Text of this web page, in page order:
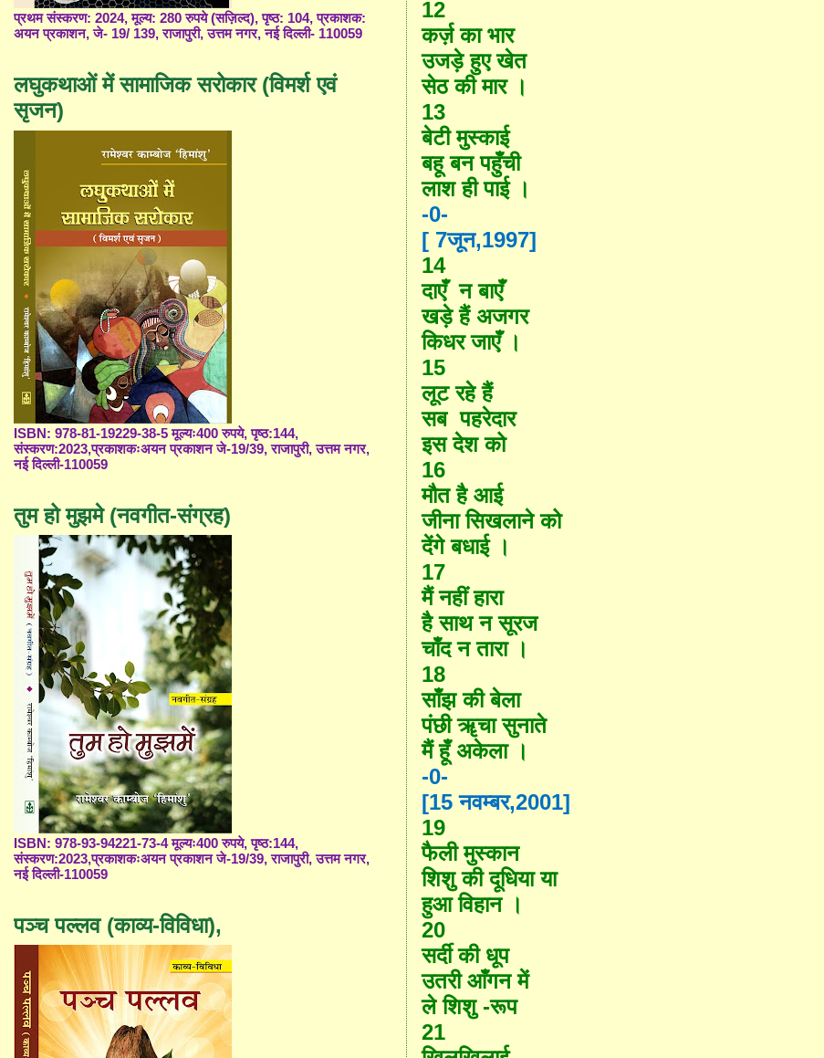
12
कर्ज़ का भार
उजड़े हुए खेत
सेठ की मार ।
13
बेटी मुस्काई
बहू बन पहुँची
लाश ही पाई ।
-0-
[ 7जून,1997]
14
दाएँ न बाएँ
खड़े हैं अजगर
किधर जाएँ ।
15
लूट रहे हैं
सब पहरेदार
इस देश को
16
मौत है आई
जीना सिखलाने को
देंगे बधाई ।
17
मैं नहीं हारा
है साथ न सूरज
चाँद न तारा ।
18
साँझ की बेला
पंछी ॠचा सुनाते
मैं हूँ अकेला ।
-0-
[15नवम्बर,2001]
19
फैली मुस्कान
शिशु की दूधिया या
हुआ विहान ।
20
सर्दी की धूप
उतरी आँगन में
ले शिशु -रूप
21
प्रथम संस्करण: 2024, मूल्य: 280 रुपये (सज़िल्द), पृष्ठ: 104, प्रकाशक:
अयन प्रकाशन, जे- 19/ 139, राजापुरी, उत्तम नगर, नई दिल्ली- 110059
लघुकथाओं में सामाजिक सरोकार (विमर्श एवं
सृजन)
ISBN: 978-81-19229-38-5 मूल्यः400 रुपये, पृष्ठ:144,
संस्करण:2023,प्रकाशकःअयन प्रकाशन जे-19/39, राजापुरी, उत्तम नगर,
नई दिल्ली-110059
तुम हो मुझमे (नवगीत-संग्रह)
ISBN: 978-93-94221-73-4 मूल्यः400 रुपये, पृष्ठ:144,
संस्करण:2023,प्रकाशकःअयन प्रकाशन जे-19/39, राजापुरी, उत्तम नगर,
नई दिल्ली-110059
पञ्च पल्लव (काव्य-विविधा),